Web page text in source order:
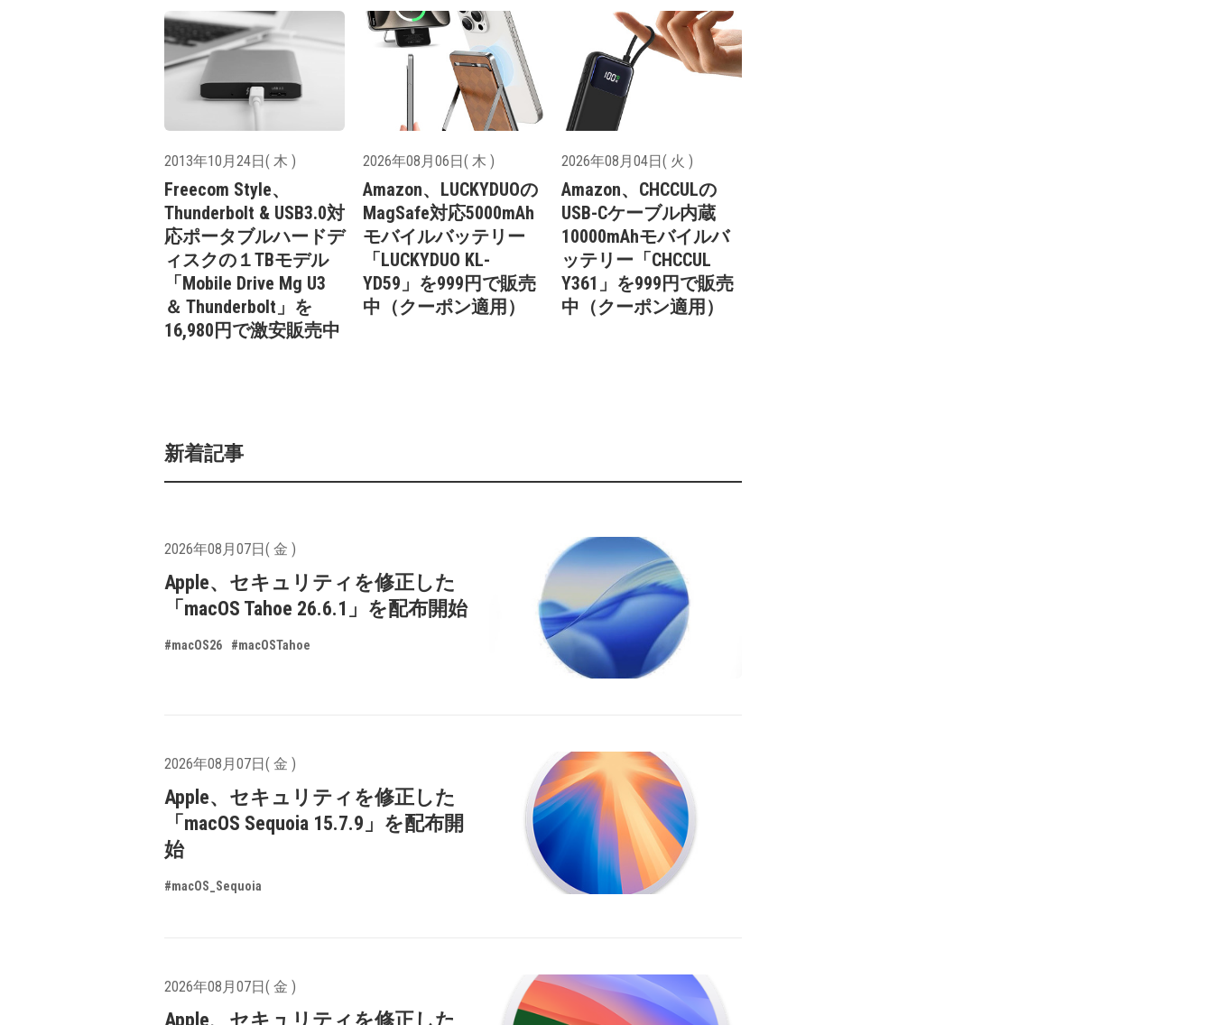
2013年10月24日( 木 )
Freecom Style、
Thunderbolt & USB3.0対
応ポータブルハードデ
ィスクの１TBモデル
「Mobile Drive Mg U3
＆ Thunderbolt」を
16,980円で激安販売中
2026年08月06日( 木 )
Amazon、LUCKYDUOの
MagSafe対応5000mAh
モバイルバッテリー
「LUCKYDUO KL-
YD59」を999円で販売
中（クーポン適用）
2026年08月04日( 火 )
Amazon、CHCCULの
USB-Cケーブル内蔵
10000mAhモバイルバ
ッテリー「CHCCUL
Y361」を999円で販売
中（クーポン適用）
新着記事
2026年08月07日( 金 )
Apple、セキュリティを修正した
「macOS Tahoe 26.6.1」を配布開始
#macOS26 #macOSTahoe
2026年08月07日( 金 )
Apple、セキュリティを修正した
「macOS Sequoia 15.7.9」を配布開
始
#macOS_Sequoia
2026年08月07日( 金 )
Apple、セキュリティを修正した